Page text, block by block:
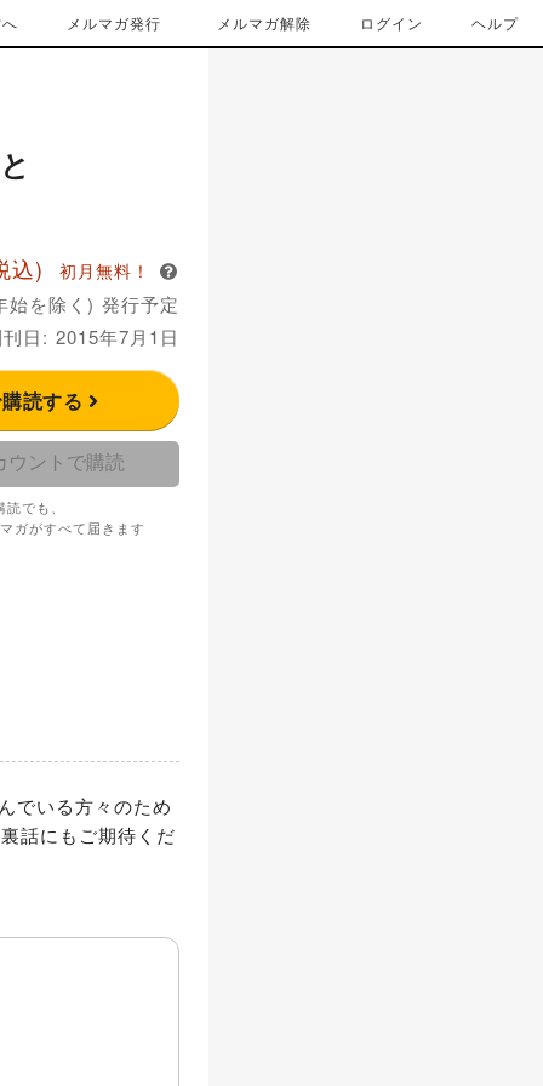
メルマガ発行 メルマガ解除 ログイン ヘルプ
込)
初月無料！
始を除く) 発行予定
日: 2015年7月1日
読する
ウントで購読
でも、
ガがすべて届きます
でいる方々のため
話にもご期待くだ